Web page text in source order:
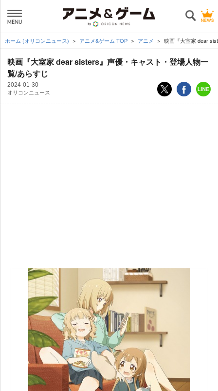
ホーム (オリコンニュース) アニメ&ゲーム TOP アニメ 映画『大室家 dear
映画『大室家 dear sisters』声優・キャスト・登場人物一
覧/あらすじ
2024-01-30
オリコンニュース